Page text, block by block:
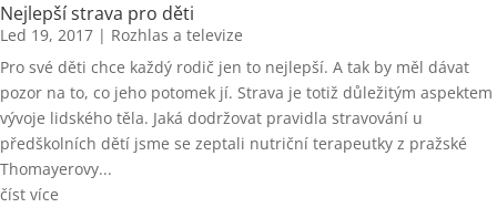
Nejlepší strava pro děti
Led 19, 2017 | Rozhlas a televize
Pro své děti chce každý rodič jen to nejlepší. A tak by měl dávat
pozor na to, co jeho potomek jí. Strava je totiž důležitým aspektem
vývoje lidského těla. Jaká dodržovat pravidla stravování u
předškolních dětí jsme se zeptali nutriční terapeutky z pražské
Thomayerovy...
číst více